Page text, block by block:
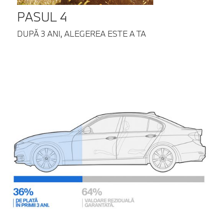
PASUL 4
DUPĂ 3 ANI, ALEGEREA ESTE A TA